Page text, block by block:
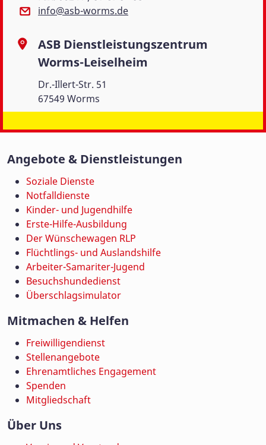
info@asb-worms.de
ASB Dienstleistungszentrum
Worms-Leiselheim
Dr.-Illert-Str. 51
67549 Worms
Angebote & Dienstleistungen
Soziale Dienste
Notfalldienste
Kinder- und Jugendhilfe
Erste-Hilfe-Ausbildung
Der Wünschewagen RLP
Flüchtlings- und Auslandshilfe
Arbeiter-Samariter-Jugend
Besuchshundedienst
Überschlagsimulator
Mitmachen & Helfen
Freiwilligendienst
Stellenangebote
Ehrenamtliches Engagement
Spenden
Mitgliedschaft
Über Uns